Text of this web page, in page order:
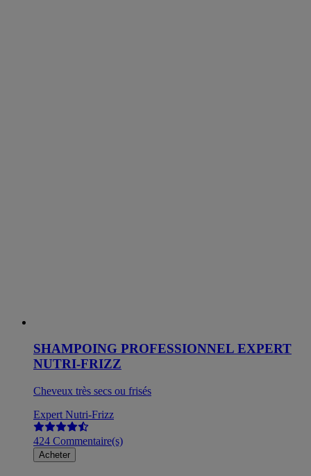
SHAMPOING PROFESSIONNEL EXPERT
NUTRI-FRIZZ
Cheveux très secs ou frisés
Expert Nutri-Frizz
424 Commentaire(s)
Acheter